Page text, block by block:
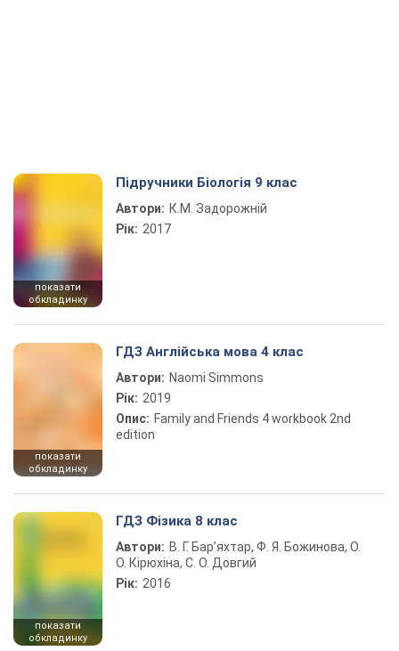
показати
обкладинку
Підручники Біологія 9 клас
Автори: К.М. Задорожній
Рік: 2017
показати
обкладинку
ГДЗ Англійська мова 4 клас
Автори: Naomi Simmons
Рік: 2019
Опис: Family and Friends 4 workbook 2nd
edition
показати
обкладинку
ГДЗ Фізика 8 клас
Автори: В. Г. Бар’яхтар, Ф. Я. Божинова, О.
О. Кірюхіна, С. О. Довгий
Рік: 2016